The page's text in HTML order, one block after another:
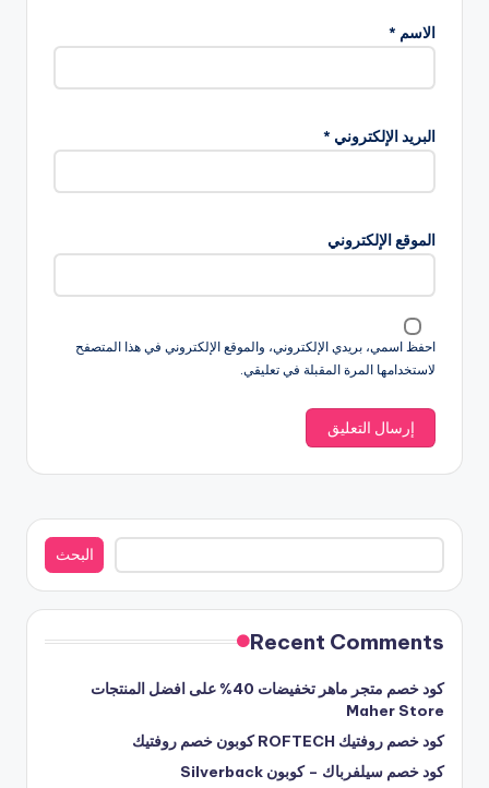
الاسم *
البريد الإلكتروني *
الموقع الإلكتروني
احفظ اسمي، بريدي الإلكتروني، والموقع الإلكتروني في هذا المتصفح
لاستخدامها المرة المقبلة في تعليقي.
البحث
البحث
Recent Comments
كود خصم متجر ماهر تخفيضات 40% على افضل المنتجات
Maher Store
كود خصم روفتيك ROFTECH كوبون خصم روفتيك
كود خصم سيلفرباك – كوبون Silverback